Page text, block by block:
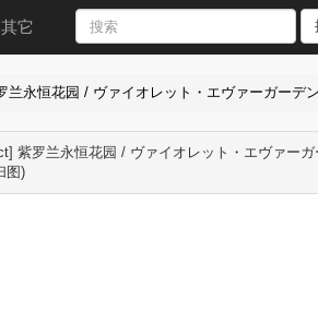
其它
兰永恒花园 / ヴァイオレット・エヴァーガーデ
紫罗兰永恒花园 / ヴァイオレット・エヴァー
图)